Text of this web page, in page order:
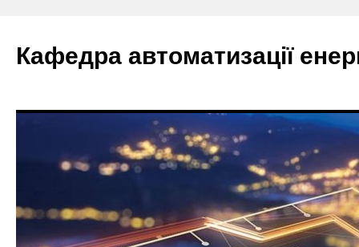
вмісту
Кафедра автоматизації